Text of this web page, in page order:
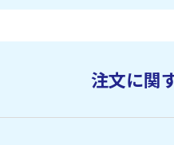
注文に関